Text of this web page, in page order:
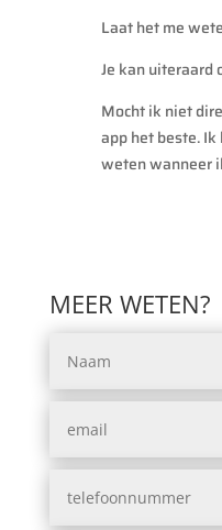
Laat het me
Je kan uiteraard
Mocht ik niet
app het beste.
weten wanneer
MEER WETEN?